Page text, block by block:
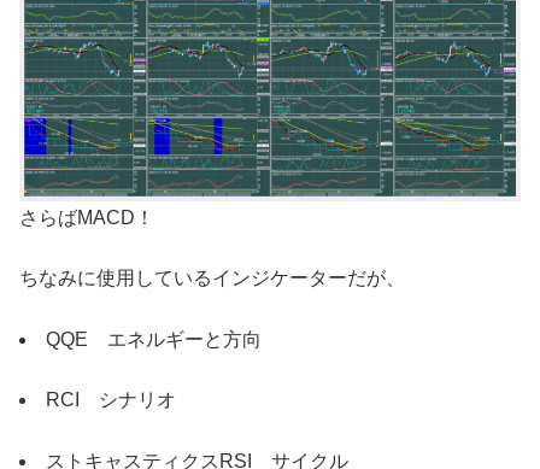
さらばMACD！
ちなみに使用しているインジケーターだが、
QQE エネルギーと方向
RCI シナリオ
ストキャスティクスRSI サイクル